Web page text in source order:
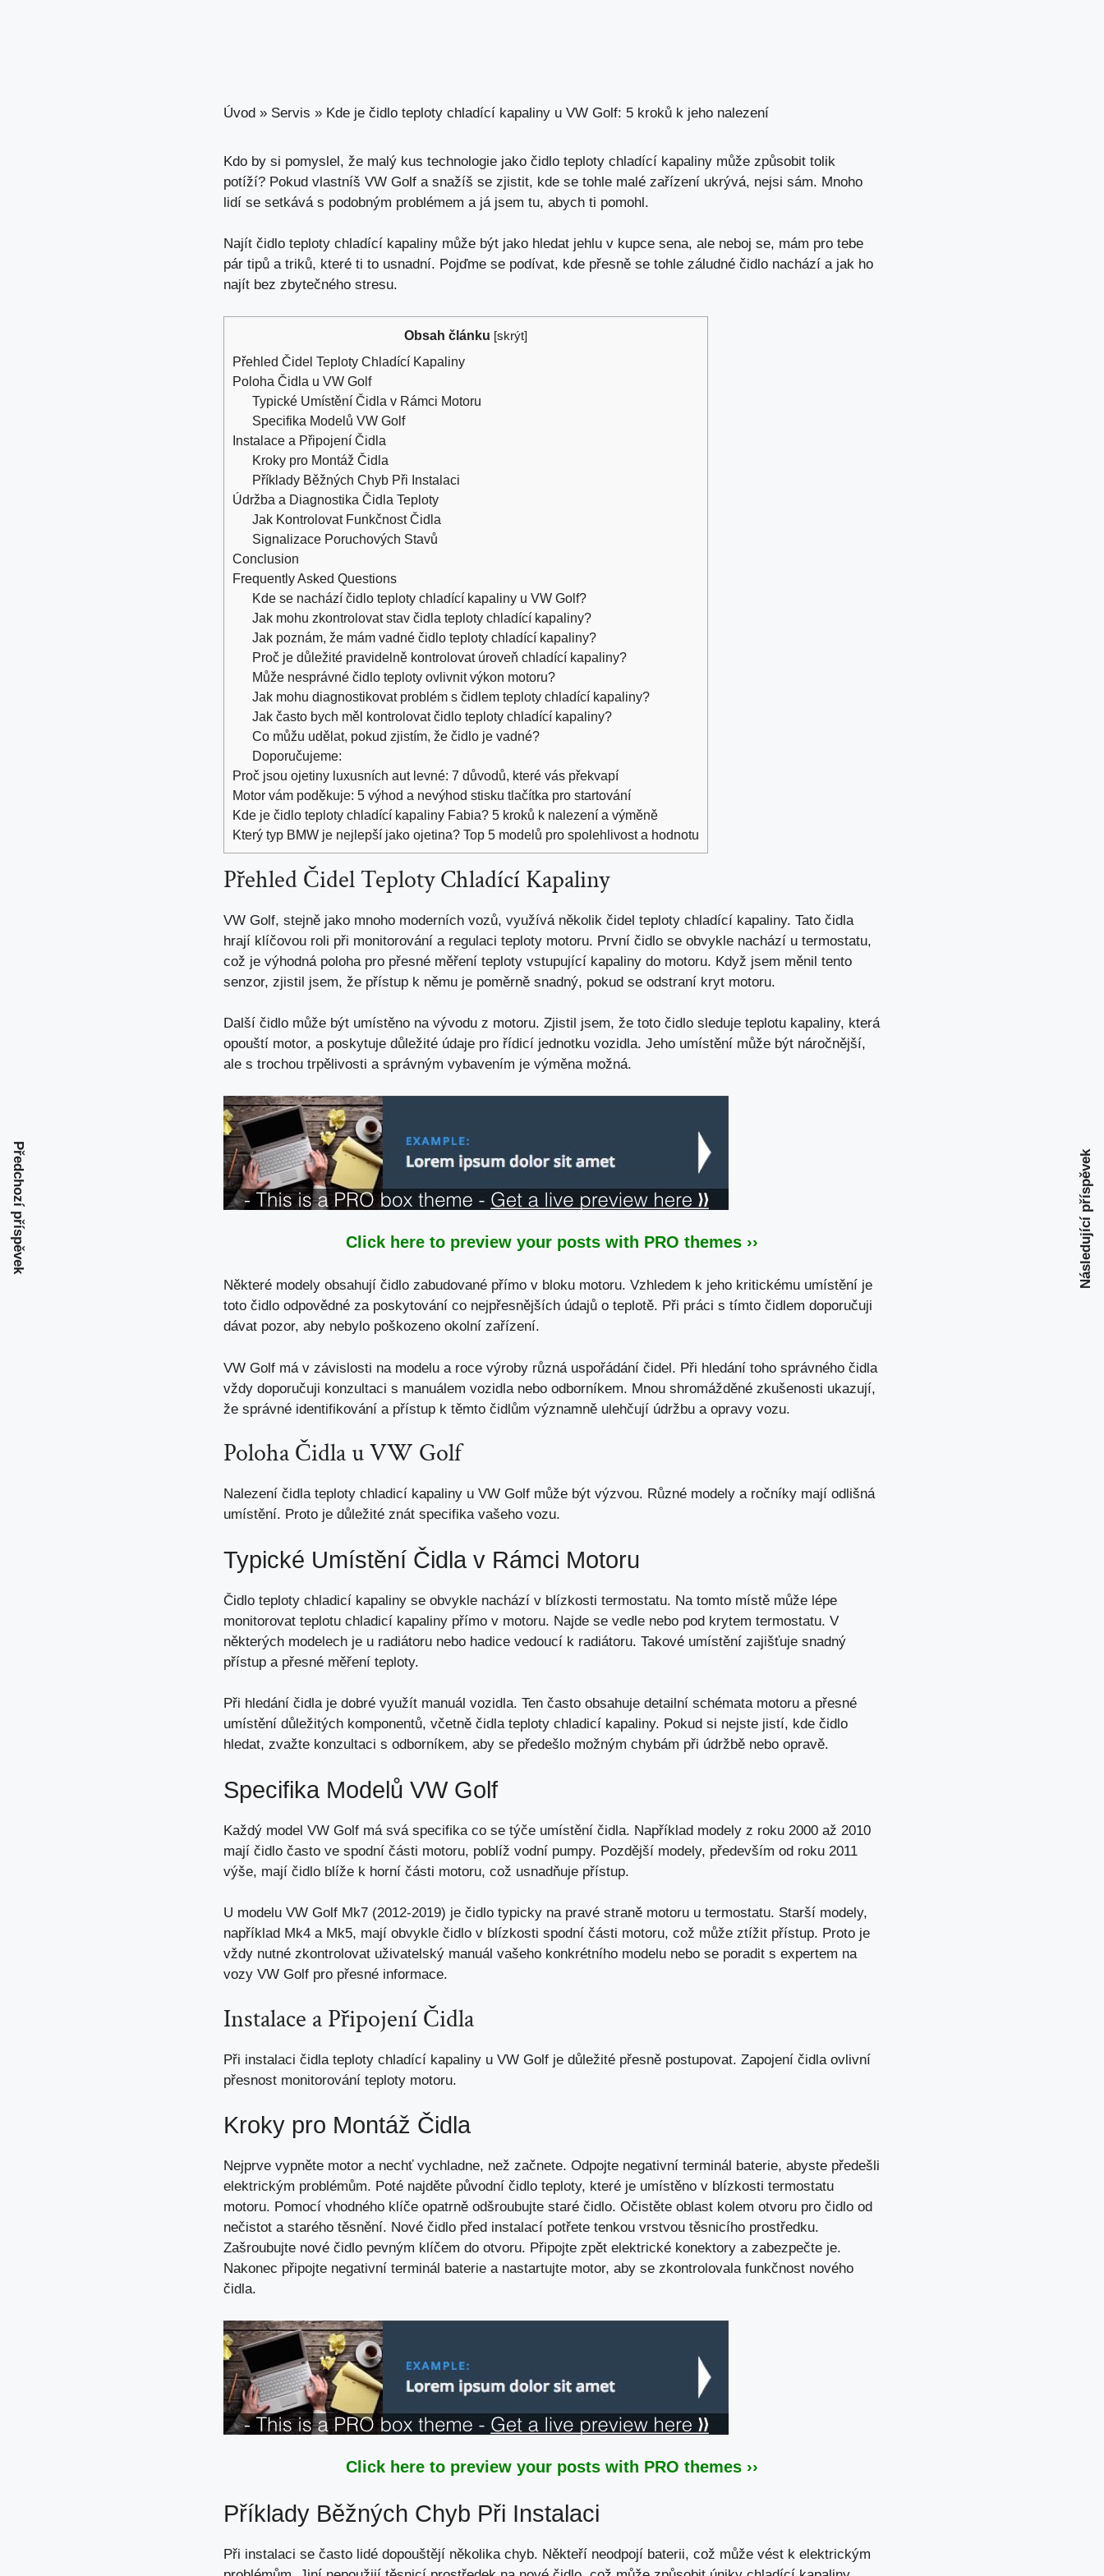
Úvod » Servis » Kde je čidlo teploty chladící kapaliny u VW Golf: 5 kroků k jeho nalezení
Kdo by si pomyslel, že malý kus technologie jako čidlo teploty chladící kapaliny může způsobit tolik
potíží? Pokud vlastníš VW Golf a snažíš se zjistit, kde se tohle malé zařízení ukrývá, nejsi sám. Mnoho
lidí se setkává s podobným problémem a já jsem tu, abych ti pomohl.
Najít čidlo teploty chladící kapaliny může být jako hledat jehlu v kupce sena, ale neboj se, mám pro tebe
pár tipů a triků, které ti to usnadní. Pojďme se podívat, kde přesně se tohle záludné čidlo nachází a jak ho
najít bez zbytečného stresu.
Obsah článku [skrýt]
Přehled Čidel Teploty Chladící Kapaliny
Poloha Čidla u VW Golf
Typické Umístění Čidla v Rámci Motoru
Specifika Modelů VW Golf
Instalace a Připojení Čidla
Kroky pro Montáž Čidla
Příklady Běžných Chyb Při Instalaci
Údržba a Diagnostika Čidla Teploty
Jak Kontrolovat Funkčnost Čidla
Signalizace Poruchových Stavů
Conclusion
Frequently Asked Questions
Kde se nachází čidlo teploty chladící kapaliny u VW Golf?
Jak mohu zkontrolovat stav čidla teploty chladící kapaliny?
Jak poznám, že mám vadné čidlo teploty chladící kapaliny?
Proč je důležité pravidelně kontrolovat úroveň chladící kapaliny?
Může nesprávné čidlo teploty ovlivnit výkon motoru?
Jak mohu diagnostikovat problém s čidlem teploty chladící kapaliny?
Jak často bych měl kontrolovat čidlo teploty chladící kapaliny?
Co můžu udělat, pokud zjistím, že čidlo je vadné?
Doporučujeme:
Proč jsou ojetiny luxusních aut levné: 7 důvodů, které vás překvapí
Motor vám poděkuje: 5 výhod a nevýhod stisku tlačítka pro startování
Kde je čidlo teploty chladící kapaliny Fabia? 5 kroků k nalezení a výměně
Který typ BMW je nejlepší jako ojetina? Top 5 modelů pro spolehlivost a hodnotu
Přehled Čidel Teploty Chladící Kapaliny
VW Golf, stejně jako mnoho moderních vozů, využívá několik čidel teploty chladící kapaliny. Tato čidla
hrají klíčovou roli při monitorování a regulaci teploty motoru. První čidlo se obvykle nachází u termostatu,
což je výhodná poloha pro přesné měření teploty vstupující kapaliny do motoru. Když jsem měnil tento
senzor, zjistil jsem, že přístup k němu je poměrně snadný, pokud se odstraní kryt motoru.
Další čidlo může být umístěno na vývodu z motoru. Zjistil jsem, že toto čidlo sleduje teplotu kapaliny, která
opouští motor, a poskytuje důležité údaje pro řídicí jednotku vozidla. Jeho umístění může být náročnější,
ale s trochou trpělivosti a správným vybavením je výměna možná.
Click here to preview your posts with PRO themes ››
Některé modely obsahují čidlo zabudované přímo v bloku motoru. Vzhledem k jeho kritickému umístění je
toto čidlo odpovědné za poskytování co nejpřesnějších údajů o teplotě. Při práci s tímto čidlem doporučuji
dávat pozor, aby nebylo poškozeno okolní zařízení.
VW Golf má v závislosti na modelu a roce výroby různá uspořádání čidel. Při hledání toho správného čidla
vždy doporučuji konzultaci s manuálem vozidla nebo odborníkem. Mnou shromážděné zkušenosti ukazují,
že správné identifikování a přístup k těmto čidlům významně ulehčují údržbu a opravy vozu.
Poloha Čidla u VW Golf
Nalezení čidla teploty chladicí kapaliny u VW Golf může být výzvou. Různé modely a ročníky mají odlišná
umístění. Proto je důležité znát specifika vašeho vozu.
Typické Umístění Čidla v Rámci Motoru
Čidlo teploty chladicí kapaliny se obvykle nachází v blízkosti termostatu. Na tomto místě může lépe
monitorovat teplotu chladicí kapaliny přímo v motoru. Najde se vedle nebo pod krytem termostatu. V
některých modelech je u radiátoru nebo hadice vedoucí k radiátoru. Takové umístění zajišťuje snadný
přístup a přesné měření teploty.
Při hledání čidla je dobré využít manuál vozidla. Ten často obsahuje detailní schémata motoru a přesné
umístění důležitých komponentů, včetně čidla teploty chladicí kapaliny. Pokud si nejste jistí, kde čidlo
hledat, zvažte konzultaci s odborníkem, aby se předešlo možným chybám při údržbě nebo opravě.
Specifika Modelů VW Golf
Každý model VW Golf má svá specifika co se týče umístění čidla. Například modely z roku 2000 až 2010
mají čidlo často ve spodní části motoru, poblíž vodní pumpy. Pozdější modely, především od roku 2011
výše, mají čidlo blíže k horní části motoru, což usnadňuje přístup.
U modelu VW Golf Mk7 (2012-2019) je čidlo typicky na pravé straně motoru u termostatu. Starší modely,
například Mk4 a Mk5, mají obvykle čidlo v blízkosti spodní části motoru, což může ztížit přístup. Proto je
vždy nutné zkontrolovat uživatelský manuál vašeho konkrétního modelu nebo se poradit s expertem na
vozy VW Golf pro přesné informace.
Instalace a Připojení Čidla
Při instalaci čidla teploty chladící kapaliny u VW Golf je důležité přesně postupovat. Zapojení čidla ovlivní
přesnost monitorování teploty motoru.
Kroky pro Montáž Čidla
Nejprve vypněte motor a nechť vychladne, než začnete. Odpojte negativní terminál baterie, abyste předešli
elektrickým problémům. Poté najděte původní čidlo teploty, které je umístěno v blízkosti termostatu
motoru. Pomocí vhodného klíče opatrně odšroubujte staré čidlo. Očistěte oblast kolem otvoru pro čidlo od
nečistot a starého těsnění. Nové čidlo před instalací potřete tenkou vrstvou těsnicího prostředku.
Zašroubujte nové čidlo pevným klíčem do otvoru. Připojte zpět elektrické konektory a zabezpečte je.
Nakonec připojte negativní terminál baterie a nastartujte motor, aby se zkontrolovala funkčnost nového
čidla.
Click here to preview your posts with PRO themes ››
Příklady Běžných Chyb Při Instalaci
Při instalaci se často lidé dopouštějí několika chyb. Někteří neodpojí baterii, což může vést k elektrickým
Předchozí příspěvek Následující příspěvek